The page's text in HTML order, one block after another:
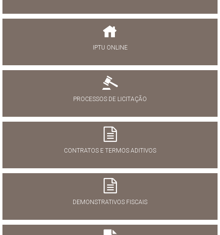
IPTU ONLINE
PROCESSOS DE LICITAÇÃO
CONTRATOS E TERMOS ADITIVOS
DEMONSTRATIVOS FISCAIS